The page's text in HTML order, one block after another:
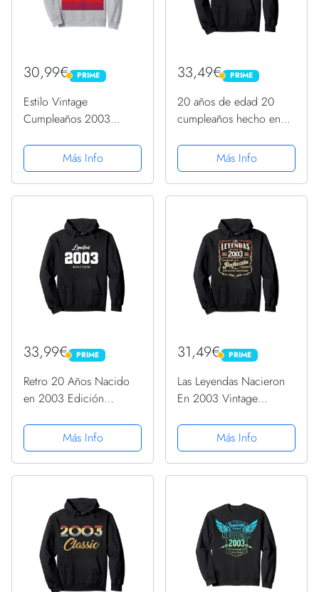
30,99€ PRIME
PRIME
Estilo Vintage
Cumpleaños 2003
Más Info
33,49€ PRIME
PRIME
20 años de edad 20
cumpleaños hecho en
Sudadera con Capucha
Más Info
33,99€ PRIME
PRIME
Retro 20 Años Nacido
en 2003 Edición
Sudadera con Capucha
Más Info
31,49€ PRIME
PRIME
Las Leyendas Nacieron
En 2003 Vintage
Sudadera con Capucha
Más Info